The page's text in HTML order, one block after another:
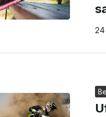
24